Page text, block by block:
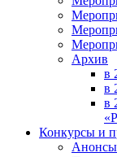
Архив
в
в
в
Конкурсы и
Анонсы